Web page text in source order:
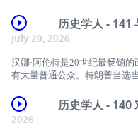
政治：一部近现代史》出发，
当“正常”成为一种标准，当批
【本期嘉宾】
陆晔：复旦大学新闻学院教授
众研究与公共艺术传播。
一条铁路，如何改变欧亚大陆
1891年开工的西伯利亚大铁路
催生了中东铁路。
与大连又为何成为日俄争夺的
战争与俄国革命，这条铁路及
历史学人 - 141
July 20, 2026
汉娜·阿伦特是20世纪最畅销
有大量普通公众。特朗普当选
阿伦特。
本期《历史学人》，主播陈碧
历史学人 - 140
2026